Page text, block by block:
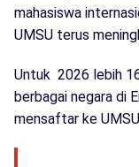
mahasiswa
UMSU terus
Untuk 2026 lebih
berbagai negara di
mensaftar ke